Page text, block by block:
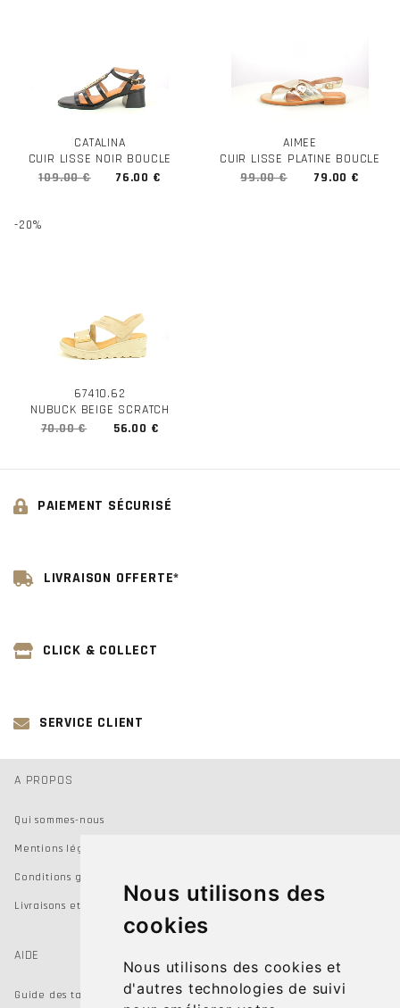
Nous utilisons des
cookies
Nous utilisons des cookies et
d'autres technologies de suivi
CATALINA
CUIR LISSE NOIR BOUCLE
109.00 €
76.00 €
AIMEE
CUIR LISSE PLATINE BOUCLE
99.00 €
79.00 €
-20%
67410.62
NUBUCK BEIGE SCRATCH
70.00 €
56.00 €
PAIEMENT SÉCURISÉ
LIVRAISON OFFERTE*
CLICK & COLLECT
SERVICE CLIENT
A PROPOS
Qui sommes-nous
Mentions légales
Conditions générales de vente
Livraisons et Retours
AIDE
Guide des tailles